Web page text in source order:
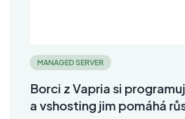
MANAGED SERVER
Borci z Vapria si
a vshosting jim pomáhá